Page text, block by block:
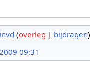
(overleg | bijdragen)
09:31